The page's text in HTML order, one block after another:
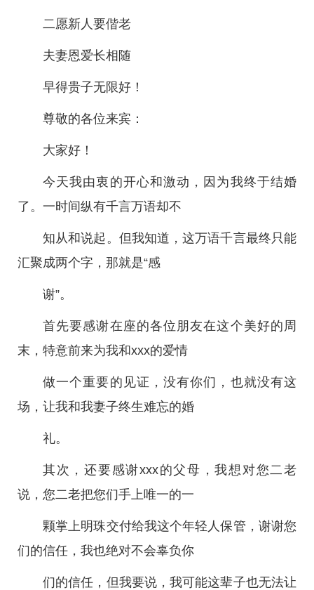
二愿新人要偕老
夫妻恩爱长相随
早得贵子无限好！
尊敬的各位来宾：
大家好！
今天我由衷的开心和激动，因为我终于结婚
了。一时间纵有千言万语却不
知从和说起。但我知道，这万语千言最终只能
汇聚成两个字，那就是“感
谢”。
首先要感谢在座的各位朋友在这个美好的周
末，特意前来为我和xxx的爱情
做一个重要的见证，没有你们，也就没有这
场，让我和我妻子终生难忘的婚
礼。
其次，还要感谢xxx的父母，我想对您二老
说，您二老把您们手上唯一的一
颗掌上明珠交付给我这个年轻人保管，谢谢您
们的信任，我也绝对不会辜负你
们的信任，但我要说，我可能这辈子也无法让